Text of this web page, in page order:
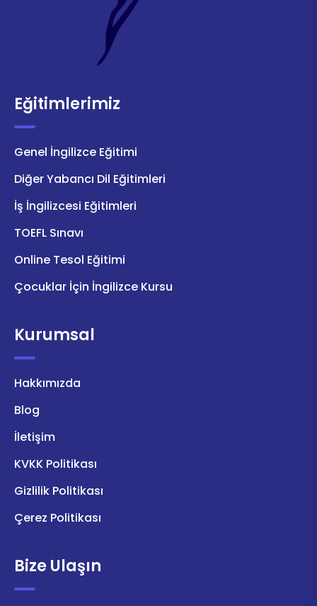
Eğitimlerimiz
Genel İngilizce Eğitimi
Diğer Yabancı Dil Eğitimleri
İş İngilizcesi Eğitimleri
TOEFL Sınavı
Online Tesol Eğitimi
Çocuklar İçin İngilizce Kursu
Kurumsal
Hakkımızda
Blog
İletişim
KVKK Politikası
Gizlilik Politikası
Çerez Politikası
Bize Ulaşın